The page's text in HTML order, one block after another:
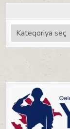
Kateqoriyalar